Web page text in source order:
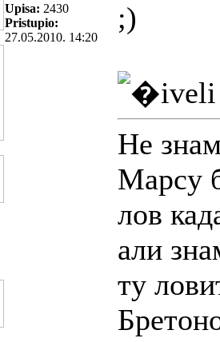
Upisa: 2430
Pristupio:
27.05.2010. 14:20
;)
Не
Марсу
лов
али
ту